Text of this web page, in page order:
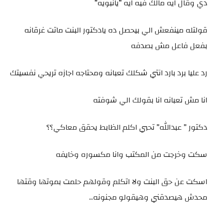
دي وقال ايه مالك فيه ايه ”يانبويه”
قولتله مينفعش الي بيحصل ده يادكتور البنت ماتت غرقانه
بفعل فاعل مش بصدفه
رد عليا برد بارد انتي شكلك تعبانه ومحتاجه اجازه تريحي نفسيتك
انا مش تعبانه انا بقولك الي شوفته
دكتور ” عبدالله” تحبي اكلم الظابط يحقق معاكي؟؟
سكت وخرجت من المكتب وانا مكسوره وخايفه
اسكت عن حق البنت ولا اتكلم وقولهم حلمت بموتها وقتها
محدش هيصدقني وهيقولو مجنونه..